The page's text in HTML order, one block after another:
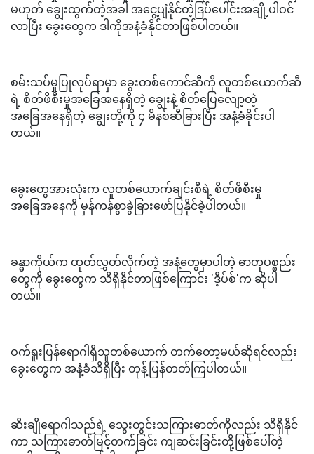
မဟုတ် ချွေးထွက်တဲ့အခါ အငွေ့ပျံနိုင်တဲ့ဒြပ်ပေါင်းအချို့ပါဝင်
လာပြီး ခွေးတွေက ဒါကိုအနံ့ခံနိုင်တာဖြစ်ပါတယ်။
စမ်းသပ်မှုပြုလုပ်ရာမှာ ခွေးတစ်ကောင်ဆီကို လူတစ်ယောက်ဆီ
ရဲ့ စိတ်ဖိစီးမှုအခြေအနေရှိတဲ့ ချွေးနဲ့ စိတ်ပြေလျော့တဲ့
အခြေအနေရှိတဲ့ ချွေးတို့ကို ၄ မိနစ်ဆီခြားပြီး အနံ့ခံခိုင်းပါ
တယ်။
ခွေးတွေအားလုံးက လူတစ်ယောက်ချင်းစီရဲ့ စိတ်ဖိစီးမှု
အခြေအနေကို မှန်ကန်စွာခွဲခြားဖော်ပြနိုင်ခဲ့ပါတယ်။
ခန္ဓာကိုယ်က ထုတ်လွှတ်လိုက်တဲ့ အနံ့တွေမှာပါတဲ့ ဓာတုပစ္စည်း
တွေကို ခွေးတွေက သိရှိနိုင်တာဖြစ်ကြောင်း 'ဒီ့ပ်စ်'က ဆိုပါ
တယ်။
ဝက်ရူးပြန်ရောဂါရှိသူတစ်ယောက် တက်တော့မယ်ဆိုရင်လည်း
ခွေးတွေက အနံ့ခံသိရှိပြီး တုန့်ပြန်တတ်ကြပါတယ်။
ဆီးချိုရောဂါသည်ရဲ့ သွေးတွင်းသကြားဓာတ်ကိုလည်း သိရှိနိုင်
ကာ သကြားဓာတ်မြင့်တက်ခြင်း ကျဆင်းခြင်းတို့ဖြစ်ပေါ်တဲ့